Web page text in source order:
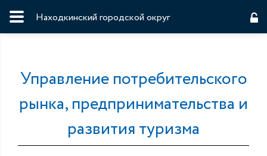
Находкинский городской округ
Управление потребительского
рынка, предпринимательства и
развития туризма